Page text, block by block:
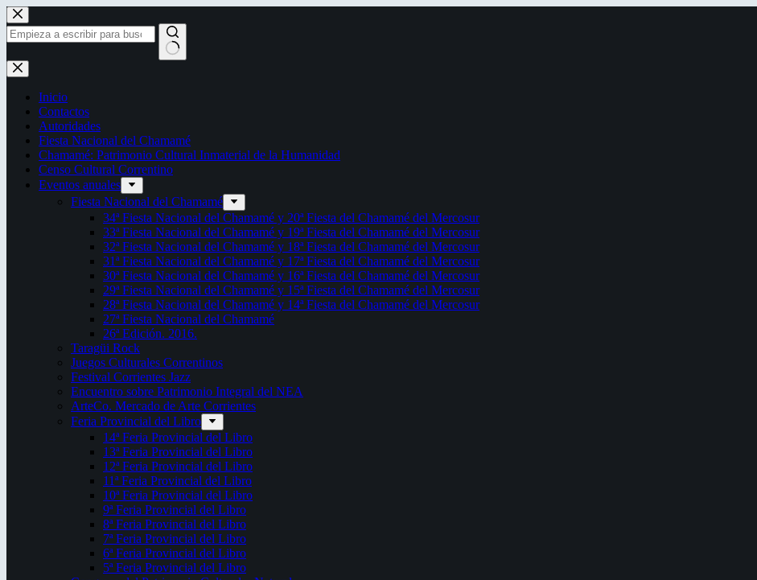
Saltar
al
contenido
Sin
resultados
Inicio
Contactos
Autoridades
Fiesta Nacional del Chamamé
Chamamé: Patrimonio Cultural Inmaterial de la Humanidad
Censo Cultural Correntino
Eventos anuales
Fiesta Nacional del Chamamé
34ª Fiesta Nacional del Chamamé y 20ª Fiesta del Chamamé del Mercosur
33ª Fiesta Nacional del Chamamé y 19ª Fiesta del Chamamé del Mercosur
32ª Fiesta Nacional del Chamamé y 18ª Fiesta del Chamamé del Mercosur
31ª Fiesta Nacional del Chamamé y 17ª Fiesta del Chamamé del Mercosur
30ª Fiesta Nacional del Chamamé y 16ª Fiesta del Chamamé del Mercosur
29ª Fiesta Nacional del Chamamé y 15ª Fiesta del Chamamé del Mercosur
28ª Fiesta Nacional del Chamamé y 14ª Fiesta del Chamamé del Mercosur
27ª Fiesta Nacional del Chamamé
26ª Edición. 2016.
Taragüi Rock
Juegos Culturales Correntinos
Festival Corrientes Jazz
Encuentro sobre Patrimonio Integral del NEA
ArteCo. Mercado de Arte Corrientes
Feria Provincial del Libro
14ª Feria Provincial del Libro
13ª Feria Provincial del Libro
12ª Feria Provincial del Libro
11ª Feria Provincial del Libro
10ª Feria Provincial del Libro
9ª Feria Provincial del Libro
8ª Feria Provincial del Libro
7ª Feria Provincial del Libro
6ª Feria Provincial del Libro
5ª Feria Provincial del Libro